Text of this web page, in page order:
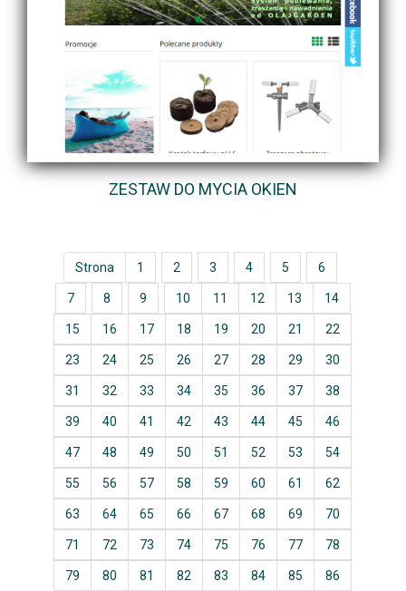
ZESTAW DO MYCIA OKIEN
Strona 1 2 3 4 5 6
7 8 9 10 11 12 13 14
15 16 17 18 19 20 21 22
23 24 25 26 27 28 29 30
31 32 33 34 35 36 37 38
39 40 41 42 43 44 45 46
47 48 49 50 51 52 53 54
55 56 57 58 59 60 61 62
63 64 65 66 67 68 69 70
71 72 73 74 75 76 77 78
79 80 81 82 83 84 85 86